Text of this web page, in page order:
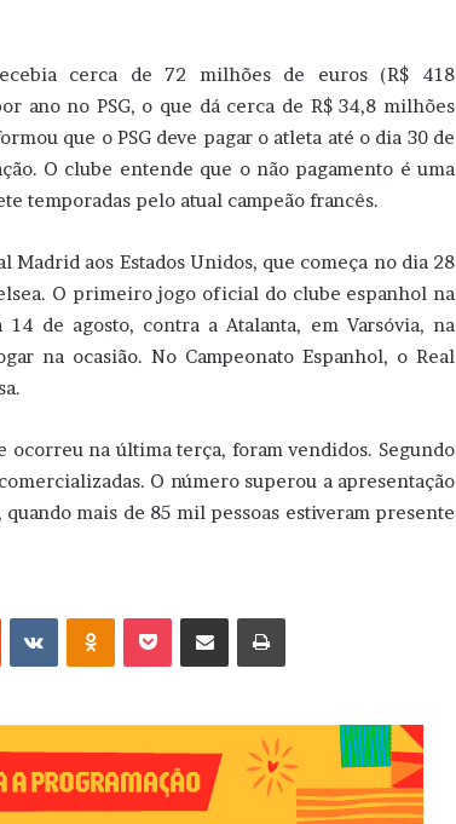
cerca de 72 milhões de euros (R$ 418
ano no PSG, o que dá cerca de R$ 34,8 milhões
que o PSG deve pagar o atleta até o dia 30 de
O clube entende que o não pagamento é uma
temporadas pelo atual campeão francês.
aos Estados Unidos, que começa no dia 28
O primeiro jogo oficial do clube espanhol na
de agosto, contra a Atalanta, em Varsóvia, na
na ocasião. No Campeonato Espanhol, o Real
ocorreu na última terça, foram vendidos. Segundo
O número superou a apresentação
mais de 85 mil pessoas estiveram presente
VK OK